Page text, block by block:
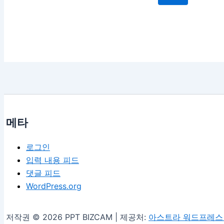
메타
로그인
입력 내용 피드
댓글 피드
WordPress.org
저작권 © 2026 PPT BIZCAM | 제공처: 아스트라 워드프레